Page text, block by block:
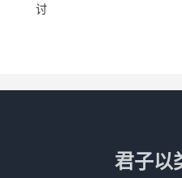
讨
君子以